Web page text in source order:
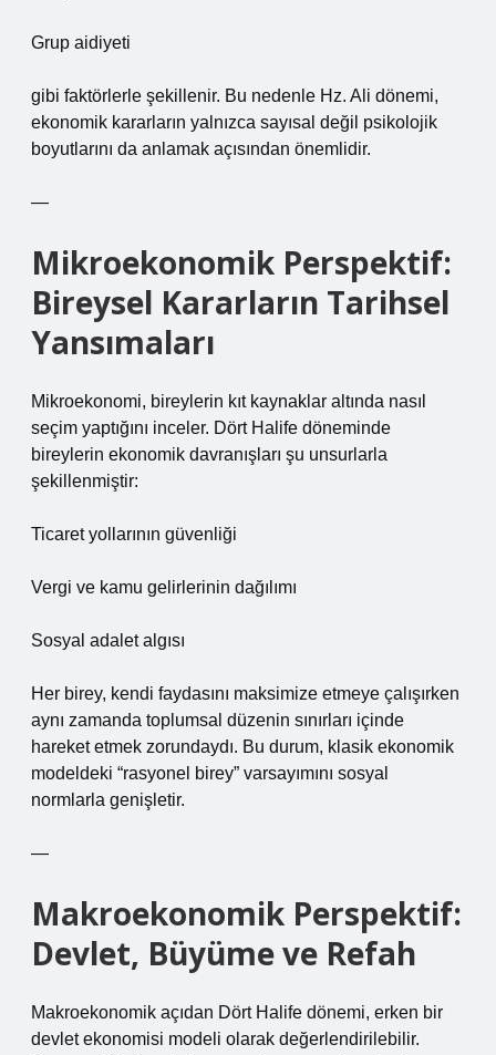
Grup aidiyeti
gibi faktörlerle şekillenir. Bu nedenle Hz. Ali dönemi,
ekonomik kararların yalnızca sayısal değil psikolojik
boyutlarını da anlamak açısından önemlidir.
—
Mikroekonomik Perspektif:
Bireysel Kararların Tarihsel
Yansımaları
Mikroekonomi, bireylerin kıt kaynaklar altında nasıl
seçim yaptığını inceler. Dört Halife döneminde
bireylerin ekonomik davranışları şu unsurlarla
şekillenmiştir:
Ticaret yollarının güvenliği
Vergi ve kamu gelirlerinin dağılımı
Sosyal adalet algısı
Her birey, kendi faydasını maksimize etmeye çalışırken
aynı zamanda toplumsal düzenin sınırları içinde
hareket etmek zorundaydı. Bu durum, klasik ekonomik
modeldeki “rasyonel birey” varsayımını sosyal
normlarla genişletir.
—
Makroekonomik Perspektif:
Devlet, Büyüme ve Refah
Makroekonomik açıdan Dört Halife dönemi, erken bir
devlet ekonomisi modeli olarak değerlendirilebilir.